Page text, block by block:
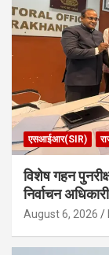
एसआईआर(SIR)
विशेष गहन
निर्वाचन
August 6, 2026